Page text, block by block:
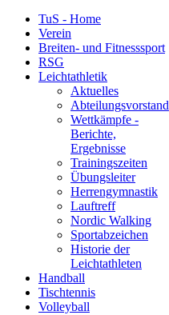
TuS - Home
Verein
Breiten- und Fitnesssport
RSG
Leichtathletik
Aktuelles
Abteilungsvorstand
Wettkämpfe -
Berichte,
Ergebnisse
Trainingszeiten
Übungsleiter
Herrengymnastik
Lauftreff
Nordic Walking
Sportabzeichen
Historie der
Leichtathleten
Handball
Tischtennis
Volleyball